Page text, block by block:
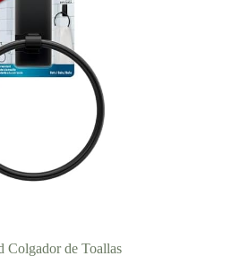
Colgador de Toallas